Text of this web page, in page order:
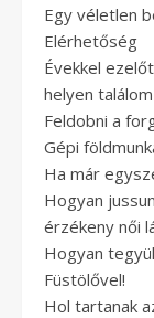
Egy véletlen
Elérhetőség
Évekkel
helyen
Feldobni a
Gépi
Ha már
Hogyan
érzékeny női
Hogyan
Füstölővel!
Hol tartanak